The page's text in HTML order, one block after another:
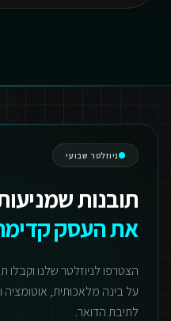
ניוזלטר שבועי
תובנות
את העסק
הצטרפו לניוזלטר שלנו וקבלו
על בינה מלאכותית, אוטומציה
לתיבת הדואר.